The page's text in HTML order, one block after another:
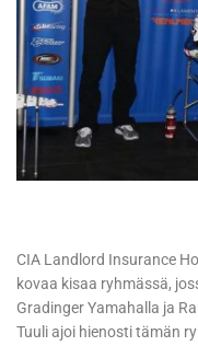
CIA Landlord Insurance
kovaa kisaa ryhmässä,
Gradinger Yamahalla ja
Tuuli ajoi hienosti tämän